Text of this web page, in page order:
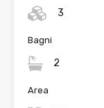
3
Bagni
2
Area